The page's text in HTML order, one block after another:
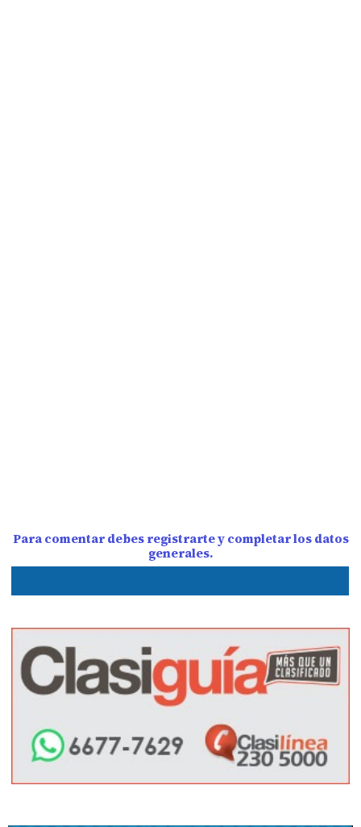
Para comentar debes registrarte y completar los datos
generales.